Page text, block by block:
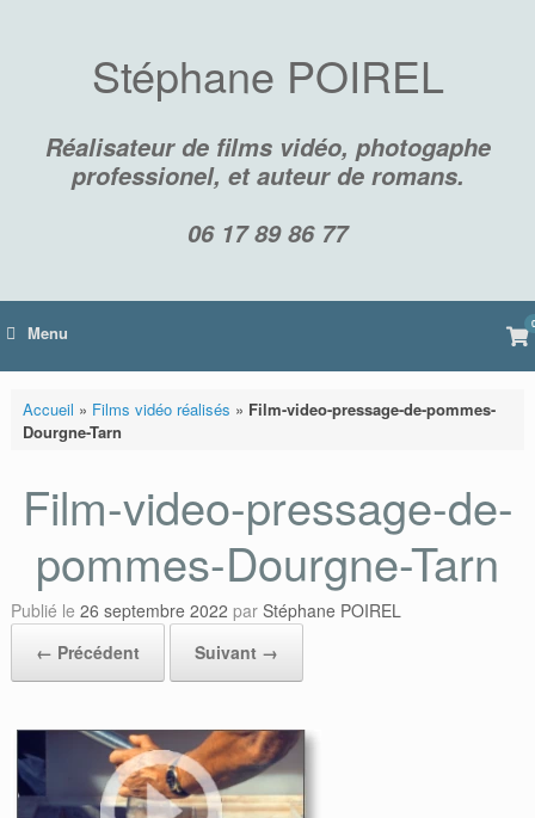
Stéphane POIREL
Réalisateur de films vidéo, photogaphe
professionel, et auteur de romans.
06 17 89 86 77
Menu 0
Accueil » Films vidéo réalisés » Film-video-pressage-de-pommes-
Dourgne-Tarn
Film-video-pressage-de-
pommes-Dourgne-Tarn
Publié le 26 septembre 2022 par Stéphane POIREL
← Précédent
Suivant →